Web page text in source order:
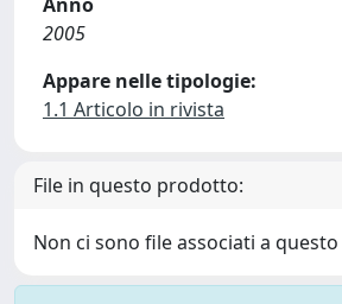
2005
Appare nelle tipologie:
1.1 Articolo in rivista
File in questo prodotto:
Non ci sono file associati a